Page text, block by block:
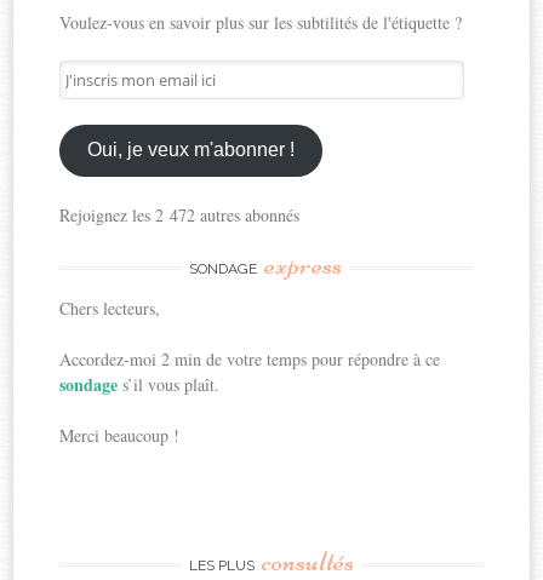
Voulez-vous en savoir plus sur les subtilités de l'étiquette ?
J'inscris
mon
email
ici
Oui, je veux m'abonner !
Rejoignez les 2 472 autres abonnés
SONDAGE express
Chers lecteurs,
Accordez-moi 2 min de votre temps pour répondre à ce
sondages’il vous plaît.
Merci beaucoup !
LES PLUS consultés